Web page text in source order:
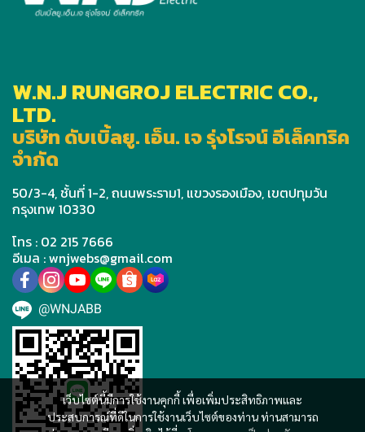
เว็บไซต์นี้มีการใช้งานคุกกี้ เพื่อเพิ่มประสิทธิภาพและ
ประสบการณ์ที่ดีในการใช้งานเว็บไซต์ของท่าน ท่านสามารถ
W.N.J RUNGROJ ELECTRIC CO.,
LTD.
บริษัท ดับเบิ้ลยู. เอ็น. เจ รุ่งโรจน์ อีเล็คทริค
จำกัด
50/3-4, ชั้นที่ 1-2, ถนนพระราม1, แขวงรองเมือง, เขตปทุมวัน
กรุงเทพ 10330
โทร : 02 215 7666
อีเมล : wnjwebs@gmail.com
@WNJABB